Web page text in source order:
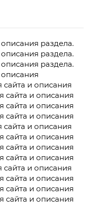
раздела.
раздела.
раздела.
сайта и описания
сайта и описания
сайта и описания
сайта и описания
сайта и описания
сайта и описания
сайта и описания
сайта и описания
сайта и описания
сайта и описания
сайта и описания
сайта и описания